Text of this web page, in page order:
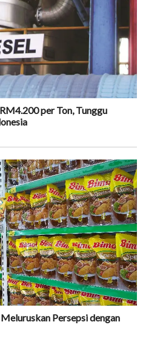
per Ton, Tunggu
Persepsi dengan